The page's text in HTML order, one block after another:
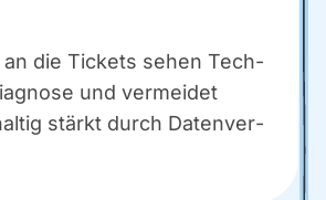
an die Tickets sehen Tech­
und ver­mei­det
stärkt durch Daten­ver­